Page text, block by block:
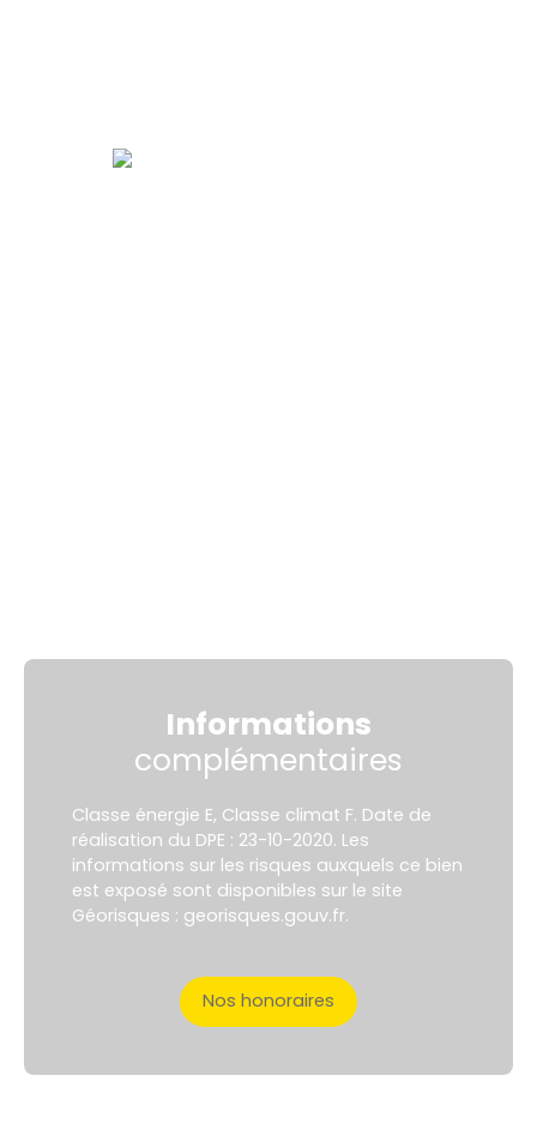
Informations
complémentaires
Classe énergie E, Classe climat F. Date de
réalisation du DPE : 23-10-2020. Les
informations sur les risques auxquels ce bien
est exposé sont disponibles sur le site
Géorisques : georisques.gouv.fr.
Nos honoraires